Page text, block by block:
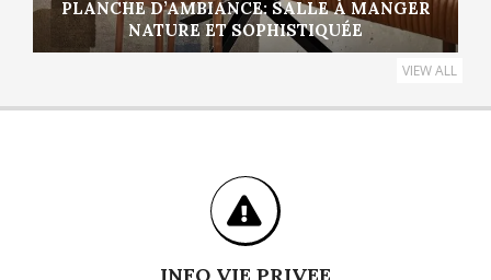
PLANCHE D’AMBIANCE: SALLE À MANGER
NATURE ET SOPHISTIQUÉE
VIEW ALL